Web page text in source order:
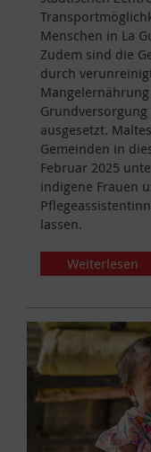
Menschen in La
Zudem sind die
durch
ausgesetzt.
Gemeinden in
Februar 2025
indigene Frauen
lassen.
Weiterlesen